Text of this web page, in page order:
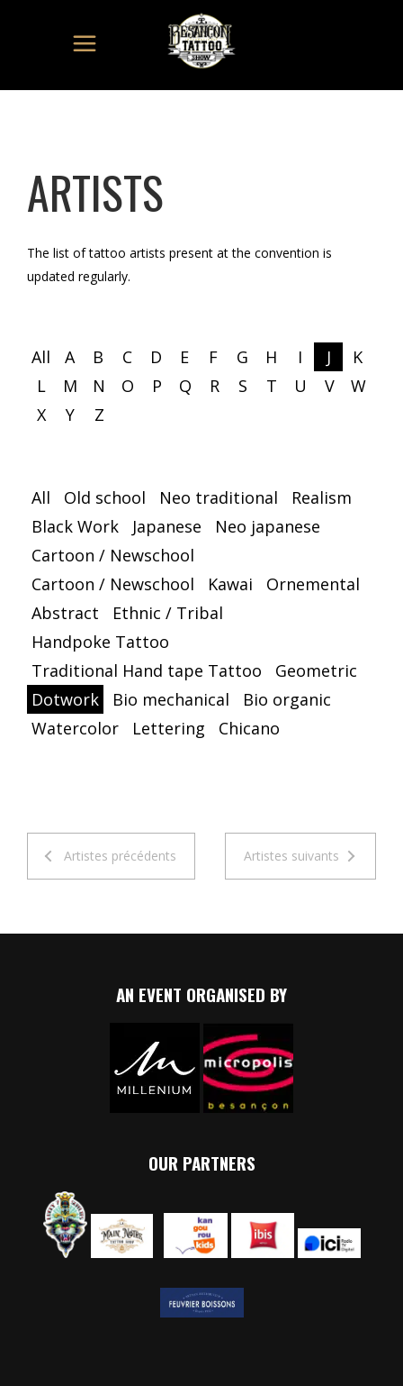
ARTISTS
The list of tattoo artists present at the convention is
updated regularly.
All A B C D E F G H I J
K
L
M N O P Q R S T U V
W
X
Y Z
All Old school Neo traditional
Realism
Black Work
Japanese
Neo japanese
Cartoon / Newschool
Cartoon / Newschool
Kawai
Ornemental
Abstract
Ethnic / Tribal
Handpoke Tattoo
Traditional Hand tape Tattoo
Geometric
Dotwork
Bio mechanical
Bio organic
Watercolor
Lettering Chicano
Artistes précédents Artistes suivants
AN EVENT ORGANISED BY
OUR PARTNERS